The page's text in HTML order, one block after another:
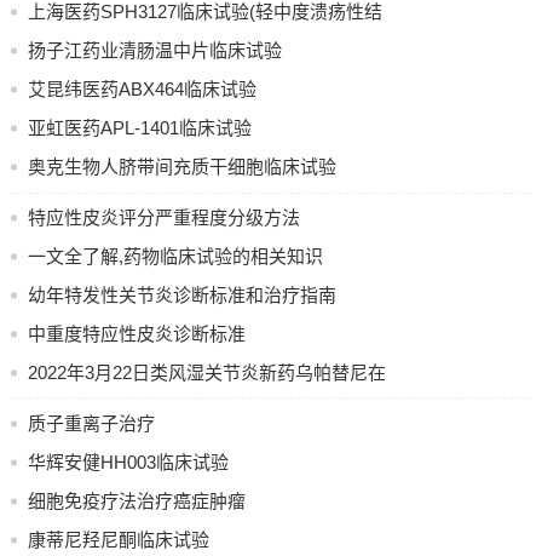
上海医药SPH3127临床试验(轻中度溃疡性结
肠炎)
扬子江药业清肠温中片临床试验
艾昆纬医药ABX464临床试验
亚虹医药APL-1401临床试验
奥克生物人脐带间充质干细胞临床试验
特应性皮炎评分严重程度分级方法
一文全了解,药物临床试验的相关知识
幼年特发性关节炎诊断标准和治疗指南
中重度特应性皮炎诊断标准
2022年3月22日类风湿关节炎新药乌帕替尼在
中国获批上市
质子重离子治疗
华辉安健HH003临床试验
细胞免疫疗法治疗癌症肿瘤
康蒂尼羟尼酮临床试验